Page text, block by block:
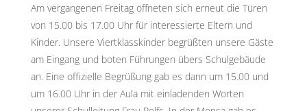
Am vergangenen Freitag öffneten sich erneut die Türen
von 15.00 bis 17.00 Uhr für interessierte Eltern und
Kinder. Unsere Viertklasskinder begrüßten unsere Gäste
am Eingang und boten Führungen übers Schulgebäude
an. Eine offizielle Begrüßung gab es dann um 15.00 und
um 16.00 Uhr in der Aula mit einladenden Worten